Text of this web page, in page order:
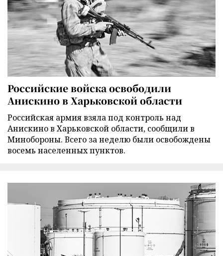
Российские войска освободили
Анискино в Харьковской области
Российская армия взяла под контроль над
Анискино в Харьковской области, сообщили в
Минобороны. Всего за неделю были освобождены
восемь населенных пунктов.